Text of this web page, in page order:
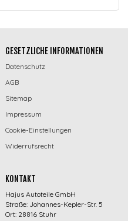
GESETZLICHE INFORMATIONEN
Datenschutz
AGB
Sitemap
Impressum
Cookie-Einstellungen
Widerrufsrecht
KONTAKT
Hajus Autoteile GmbH
Straße: Johannes-Kepler-Str. 5
Ort: 28816 Stuhr